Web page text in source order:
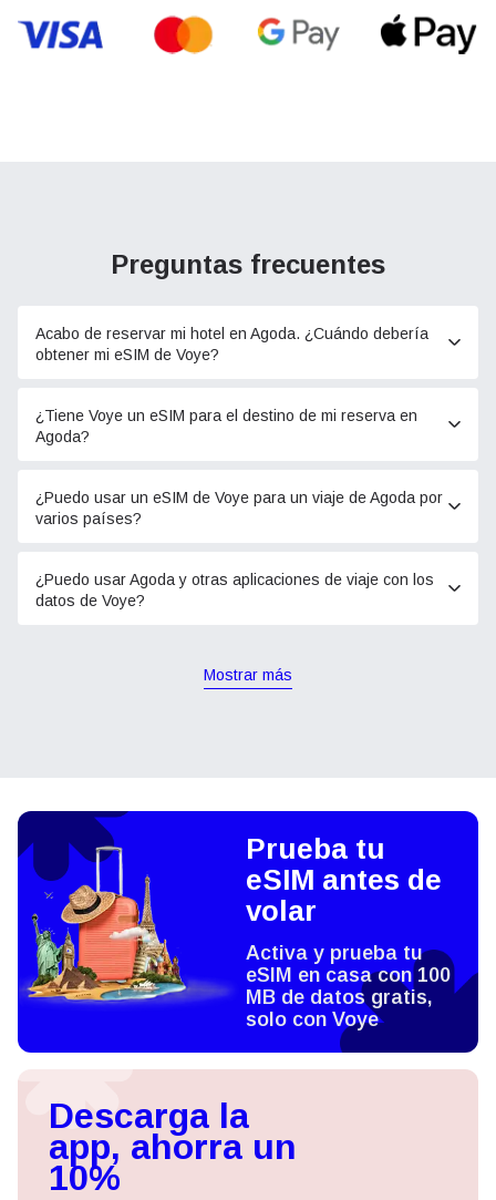
Preguntas frecuentes
Acabo de reservar mi hotel en Agoda. ¿Cuándo debería
obtener mi eSIM de Voye?
¿Tiene Voye un eSIM para el destino de mi reserva en
Agoda?
¿Puedo usar un eSIM de Voye para un viaje de Agoda por
varios países?
¿Puedo usar Agoda y otras aplicaciones de viaje con los
datos de Voye?
Mostrar más
Prueba tu
eSIM antes de
volar
Activa y prueba tu
eSIM en casa con 100
MB de datos gratis,
solo con Voye
Descarga la
app, ahorra un
10%